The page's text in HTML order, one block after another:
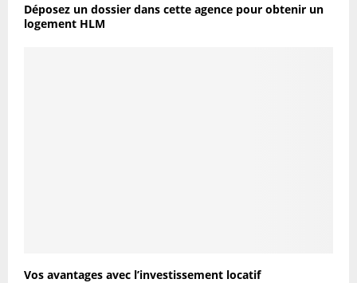
Déposez un dossier dans cette agence pour obtenir un
logement HLM
Vos avantages avec l’investissement locatif